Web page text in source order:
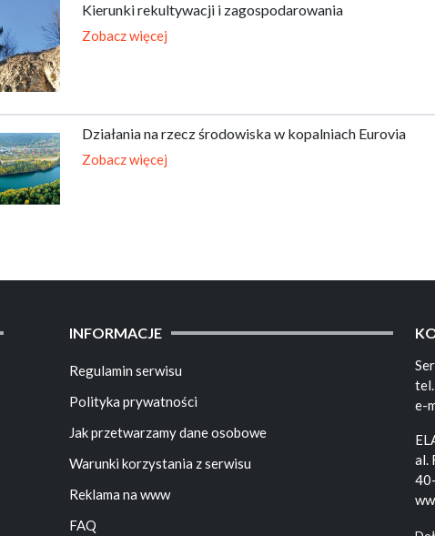
Kierunki rekultywacji i zagospodarowania
Zobacz więcej
Działania na rzecz środowiska w kopalniach Eurovia
Zobacz więcej
INFORMACJE
Regulamin serwisu
Polityka prywatności
Jak przetwarzamy dane osobowe
Warunki korzystania z serwisu
Reklama na www
FAQ
e-
al.